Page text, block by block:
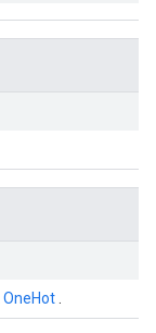
OneHot